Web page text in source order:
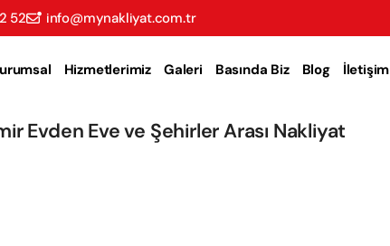
52 info@mynakliyat.com.tr
Hizmetlerimiz Galeri Basında Biz Blog İletişim
Evden Eve ve Şehirler Arası Nakliyat